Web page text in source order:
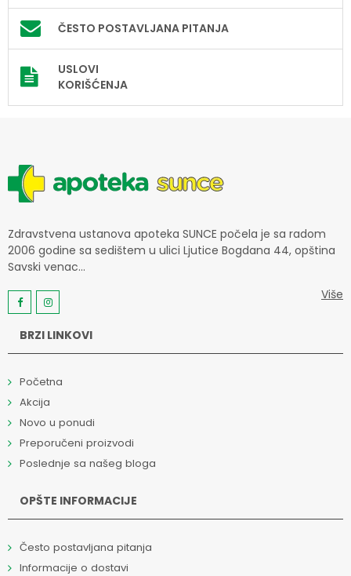
ČESTO POSTAVLJANA PITANJA
USLOVI
KORIŠĆENJA
Zdravstvena ustanova apoteka SUNCE počela je sa radom
2006 godine sa sedištem u ulici Ljutice Bogdana 44, opština
Savski venac...
Više
BRZI LINKOVI
Početna
Akcija
Novo u ponudi
Preporučeni proizvodi
Poslednje sa našeg bloga
OPŠTE INFORMACIJE
Često postavljana pitanja
Informacije o dostavi